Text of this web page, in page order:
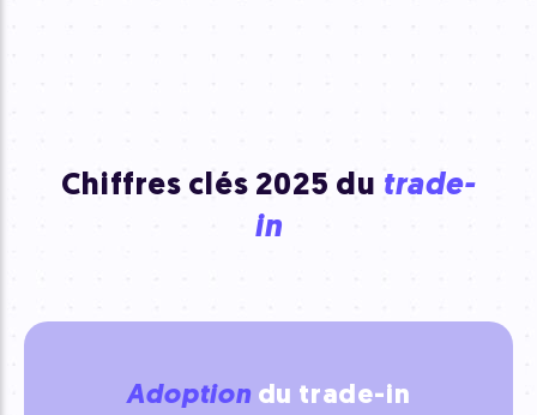
Chiffres clés 2025 du trade-
in
Adoption du trade-in